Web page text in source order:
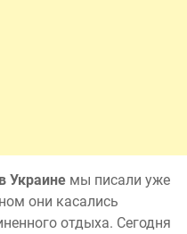
Украине мы писали уже
они касались
отдыха. Сегодня